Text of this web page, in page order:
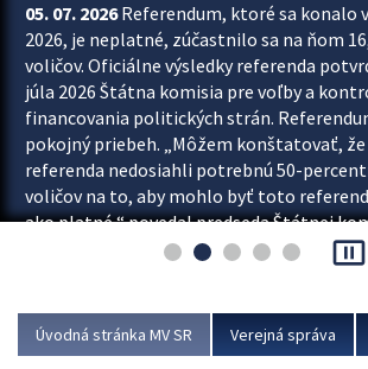
05. 07. 2026Referendum, ktoré sa konalo
2026, je neplatné, zúčastnilo sa na ňom
voličov. Oficiálne výsledky referenda
júla 2026 Štátna komisia pre voľby a
financovania politických strán.
pokojný priebeh. „Môžem konštatovať, že
referenda nedosiahli potrebnú 50-
voličov na to, aby mohlo byť toto
ako platné,“ povedal predseda Štátnej
a kontrolu financovania politických...
pause_presentation
Úvodná stránka MV SR Verejná správa